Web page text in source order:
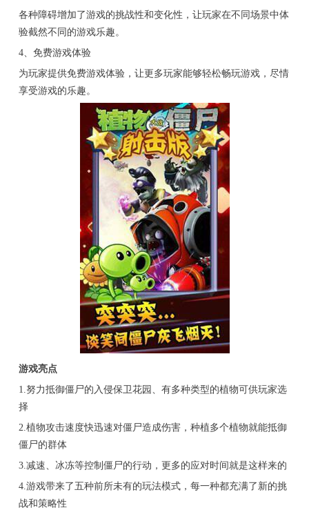
各种障碍增加了游戏的挑战性和变化性，让玩家在不同场景中体
验截然不同的游戏乐趣。
4、免费游戏体验
为玩家提供免费游戏体验，让更多玩家能够轻松畅玩游戏，尽情
享受游戏的乐趣。
游戏亮点
1.努力抵御僵尸的入侵保卫花园、有多种类型的植物可供玩家选
择
2.植物攻击速度快迅速对僵尸造成伤害，种植多个植物就能抵御
僵尸的群体
3.减速、冰冻等控制僵尸的行动，更多的应对时间就是这样来的
4.游戏带来了五种前所未有的玩法模式，每一种都充满了新的挑
战和策略性